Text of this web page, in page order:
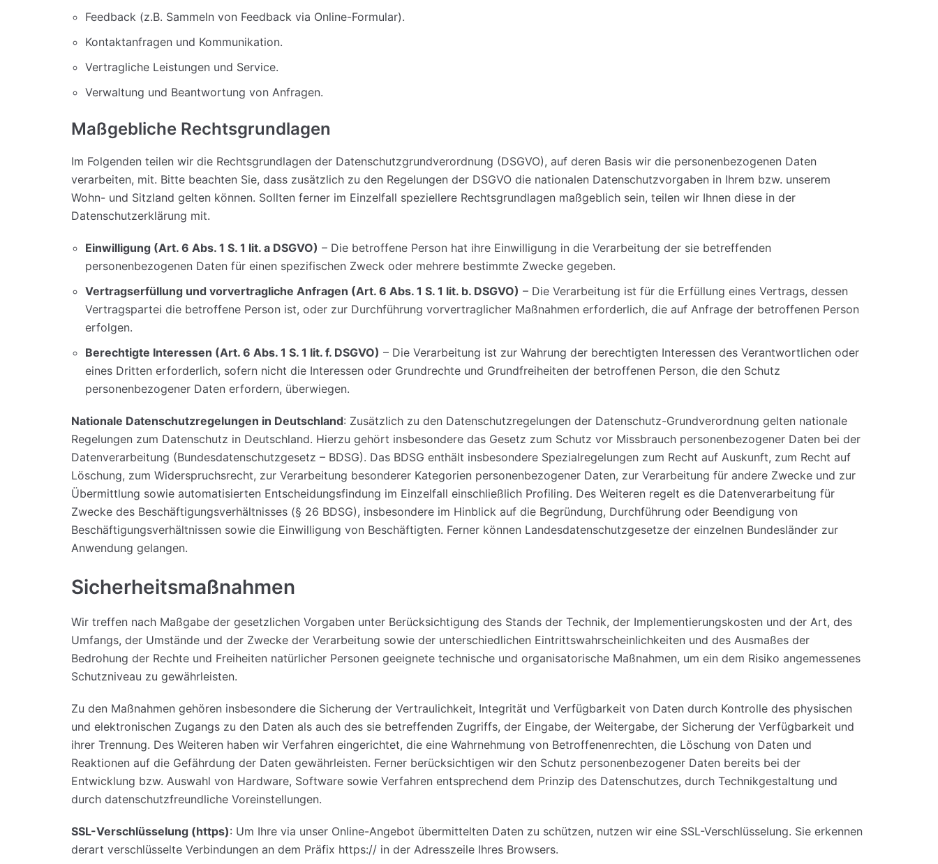
Feedback (z.B. Sammeln von Feedback via Online-Formular).
Kontaktanfragen und Kommunikation.
Vertragliche Leistungen und Service.
Verwaltung und Beantwortung von Anfragen.
Maßgebliche Rechtsgrundlagen
Im Folgenden teilen wir die Rechtsgrundlagen der Datenschutzgrundverordnung (DSGVO), auf deren Basis wir die personenbezogenen Daten
verarbeiten, mit. Bitte beachten Sie, dass zusätzlich zu den Regelungen der DSGVO die nationalen Datenschutzvorgaben in Ihrem bzw. unserem
Wohn- und Sitzland gelten können. Sollten ferner im Einzelfall speziellere Rechtsgrundlagen maßgeblich sein, teilen wir Ihnen diese in der
Datenschutzerklärung mit.
Einwilligung (Art. 6 Abs. 1 S. 1 lit. a DSGVO) – Die betroffene Person hat ihre Einwilligung in die Verarbeitung der sie betreffenden
personenbezogenen Daten für einen spezifischen Zweck oder mehrere bestimmte Zwecke gegeben.
Vertragserfüllung und vorvertragliche Anfragen (Art. 6 Abs. 1 S. 1 lit. b. DSGVO) – Die Verarbeitung ist für die Erfüllung eines Vertrags, dessen
Vertragspartei die betroffene Person ist, oder zur Durchführung vorvertraglicher Maßnahmen erforderlich, die auf Anfrage der betroffenen Person
erfolgen.
Berechtigte Interessen (Art. 6 Abs. 1 S. 1 lit. f. DSGVO) – Die Verarbeitung ist zur Wahrung der berechtigten Interessen des Verantwortlichen oder
eines Dritten erforderlich, sofern nicht die Interessen oder Grundrechte und Grundfreiheiten der betroffenen Person, die den Schutz
personenbezogener Daten erfordern, überwiegen.
Nationale Datenschutzregelungen in Deutschland: Zusätzlich zu den Datenschutzregelungen der Datenschutz-Grundverordnung gelten nationale
Regelungen zum Datenschutz in Deutschland. Hierzu gehört insbesondere das Gesetz zum Schutz vor Missbrauch personenbezogener Daten bei der
Datenverarbeitung (Bundesdatenschutzgesetz – BDSG). Das BDSG enthält insbesondere Spezialregelungen zum Recht auf Auskunft, zum Recht auf
Löschung, zum Widerspruchsrecht, zur Verarbeitung besonderer Kategorien personenbezogener Daten, zur Verarbeitung für andere Zwecke und zur
Übermittlung sowie automatisierten Entscheidungsfindung im Einzelfall einschließlich Profiling. Des Weiteren regelt es die Datenverarbeitung für
Zwecke des Beschäftigungsverhältnisses (§ 26 BDSG), insbesondere im Hinblick auf die Begründung, Durchführung oder Beendigung von
Beschäftigungsverhältnissen sowie die Einwilligung von Beschäftigten. Ferner können Landesdatenschutzgesetze der einzelnen Bundesländer zur
Anwendung gelangen.
Sicherheitsmaßnahmen
Wir treffen nach Maßgabe der gesetzlichen Vorgaben unter Berücksichtigung des Stands der Technik, der Implementierungskosten und der Art, des
Umfangs, der Umstände und der Zwecke der Verarbeitung sowie der unterschiedlichen Eintrittswahrscheinlichkeiten und des Ausmaßes der
Bedrohung der Rechte und Freiheiten natürlicher Personen geeignete technische und organisatorische Maßnahmen, um ein dem Risiko angemessenes
Schutzniveau zu gewährleisten.
Zu den Maßnahmen gehören insbesondere die Sicherung der Vertraulichkeit, Integrität und Verfügbarkeit von Daten durch Kontrolle des physischen
und elektronischen Zugangs zu den Daten als auch des sie betreffenden Zugriffs, der Eingabe, der Weitergabe, der Sicherung der Verfügbarkeit und
ihrer Trennung. Des Weiteren haben wir Verfahren eingerichtet, die eine Wahrnehmung von Betroffenenrechten, die Löschung von Daten und
Reaktionen auf die Gefährdung der Daten gewährleisten. Ferner berücksichtigen wir den Schutz personenbezogener Daten bereits bei der
Entwicklung bzw. Auswahl von Hardware, Software sowie Verfahren entsprechend dem Prinzip des Datenschutzes, durch Technikgestaltung und
durch datenschutzfreundliche Voreinstellungen.
SSL-Verschlüsselung (https): Um Ihre via unser Online-Angebot übermittelten Daten zu schützen, nutzen wir eine SSL-Verschlüsselung. Sie erkennen
derart verschlüsselte Verbindungen an dem Präfix https:// in der Adresszeile Ihres Browsers.